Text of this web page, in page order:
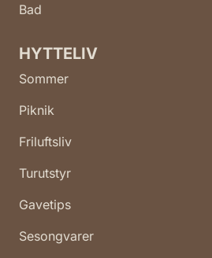
Bad
HYTTELIV
Sommer
Piknik
Friluftsliv
Turutstyr
Gavetips
Sesongvarer